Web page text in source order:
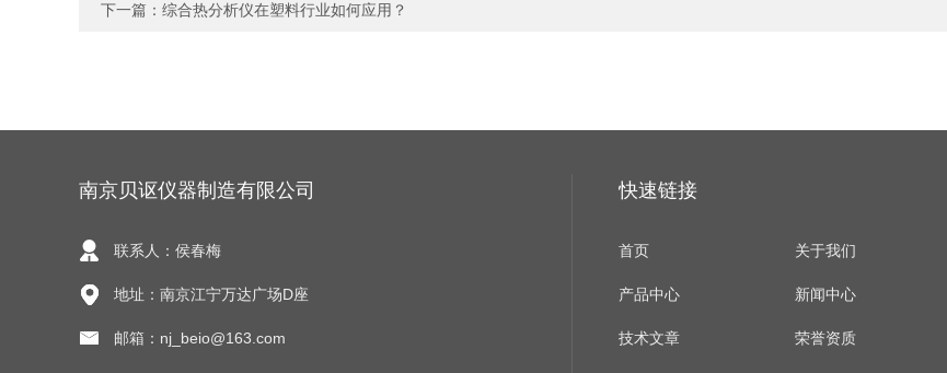
下一篇： 综合热分析仪在塑料行业如何应用？
南京贝讴仪器制造有限公司
联系人：侯春梅
地址：南京江宁万达广场D座
邮箱：nj_beio@163.com
快速链接
首页 关于我们
产品中心 新闻中心
技术文章 荣誉资质